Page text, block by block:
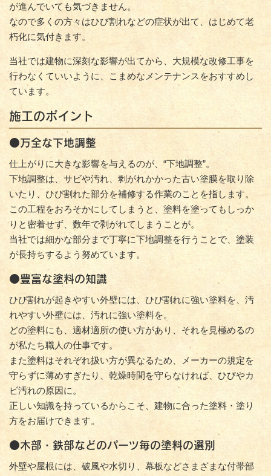
が進んでいても気づきません。
なので多くの方々はひび割れなどの症状が出て、はじめて老
朽化に気付きます。
当社では建物に深刻な影響が出てから、大規模な改修工事を
行わなくていいように、こまめなメンテナンスをおすすめし
ています。
施工のポイント
●万全な下地調整
仕上がりに大きな影響を与えるのが、“下地調整”。
下地調整は、サビや汚れ、剥がれかかった古い塗膜を取り除
いたり、ひび割れた部分を補修する作業のことを指します。
この工程をおろそかにしてしまうと、塗料を塗ってもしっか
りと密着せず、数年で剥がれてしまうことが。
当社では細かな部分まで丁寧に下地調整を行うことで、塗装
が長持ちするよう努めています。
●豊富な塗料の知識
ひび割れが起きやすい外壁には、ひび割れに強い塗料を、汚
れやすい外壁には、汚れに強い塗料を。
どの塗料にも、適材適所の使い方があり、それを見極めるの
が私たち職人の仕事です。
また塗料はそれぞれ扱い方が異なるため、メーカーの規定を
守らずに薄めすぎたり、乾燥時間を守らなければ、ひびやカ
ビ汚れの原因に。
正しい知識を持っているからこそ、建物に合った塗料・塗り
方をお届けできます。
●木部・鉄部などのパーツ毎の塗料の選別
外壁や屋根には、破風や水切り、幕板などさまざまな付帯部